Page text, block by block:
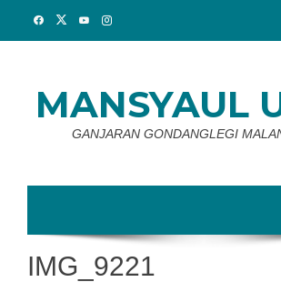
MANSYAUL
GANJARAN GONDANGLEGI
IMG_9221